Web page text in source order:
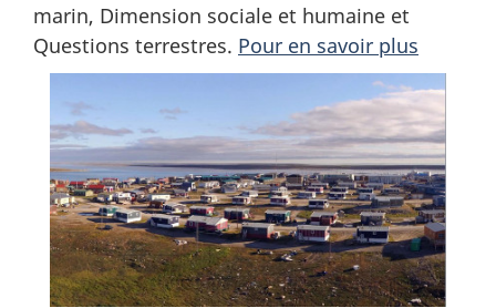
marin, Dimension sociale et humaine et
Questions terrestres. Pour en savoir plus